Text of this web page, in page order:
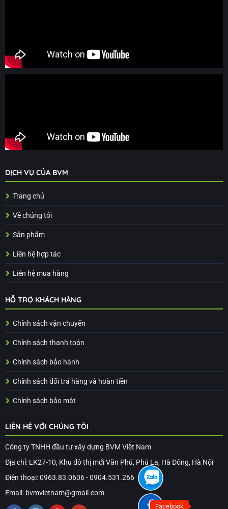
DỊCH VỤ CỦA BVM
Trang chủ
Về chúng tôi
Sản phẩm
Liên hệ hợp tác
Liên hệ mua hàng
HỖ TRỢ KHÁCH HÀNG
Chính sách vận chuyển
Chính sách thanh toán
Chính sách bảo hành
Chính sách đổi trả hàng và hoàn tiền
Chính sách bảo mật
LIÊN HỆ VỚI CHÚNG TÔI
Công ty TNHH đầu tư xây dựng BVM Việt Nam
Địa chỉ: LK27-10, Khu đô thị mới Văn Phú, Phú La, Hà Đông, Hà Nội
Điện thoại: 0963.83.0606 - 0904.531.266
Email: bvmvietnam@gmail.com
Facebook